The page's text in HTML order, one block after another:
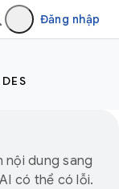
Đăng nhập
nội dung sang
có thể có lỗi.